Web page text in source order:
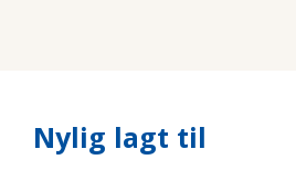
Nylig lagt til